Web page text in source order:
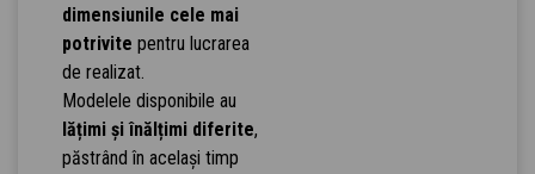
dimensiunile cele mai
potrivite pentru lucrarea
de realizat.
Modelele disponibile au
lățimi și înălțimi diferite,
păstrând în același timp